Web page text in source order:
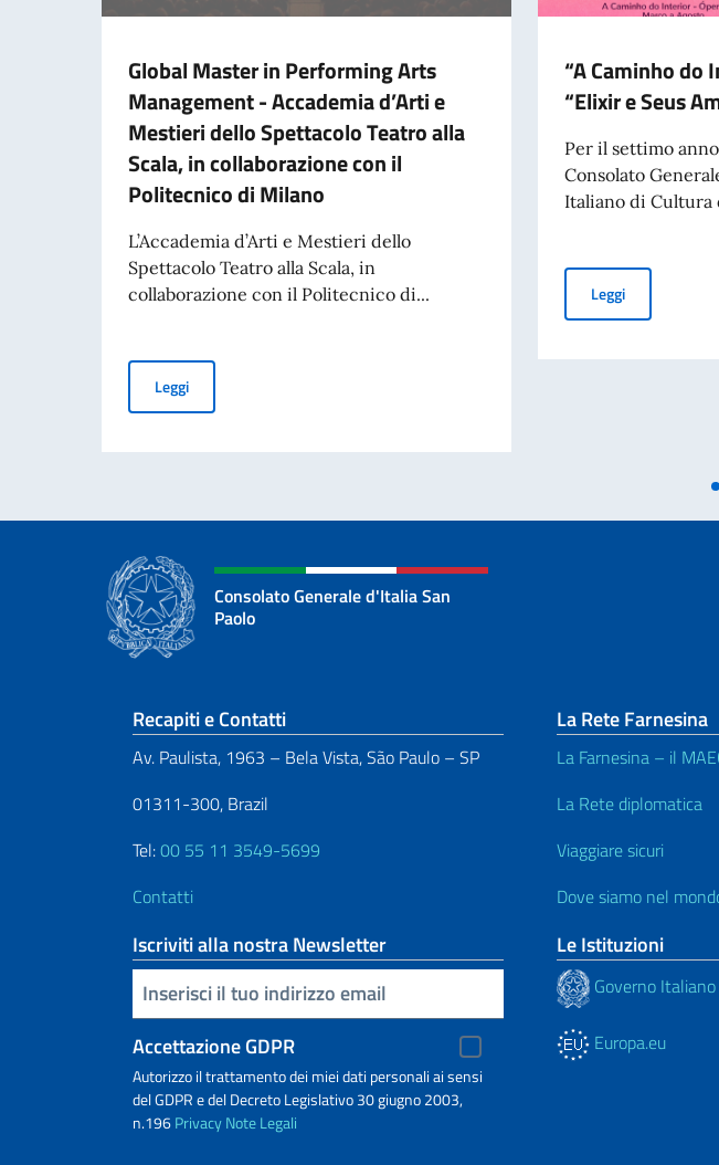
Global Master in Performing Arts
Management - Accademia d’Arti e
Mestieri dello Spettacolo Teatro alla
Scala, in collaborazione con il
Politecnico di Milano
L’Accademia d’Arti e Mestieri dello
Spettacolo Teatro alla Scala, in
collaborazione con il Politecnico di...
LeggiGlobal Master in Performing Arts Management - Accademia d’Arti e Mestieri
“A Caminho do
“Elixir e Seus
Per il settimo
Consolato
Italiano di Cultura
Leggi“A Caminho
Consolato Generale d'Italia San
Paolo
Sezione footer
Recapiti e Contatti
Av. Paulista, 1963 – Bela Vista, São Paulo – SP
01311-300, Brazil
Tel:00 55 11 3549-5699
Contatti
Iscriviti alla nostra Newsletter
Inserisci la tua email
Accettazione GDPR
Autorizzo il trattamento dei miei dati personali ai sensi
del GDPR e del Decreto Legislativo 30 giugno 2003,
n.196PrivacyNote Legali
La Rete Farnesina
La Farnesina – il
La Rete diplomatica
Viaggiare sicuri
Dove siamo nel
Le Istituzioni
Governo Italiano
Europa.eu